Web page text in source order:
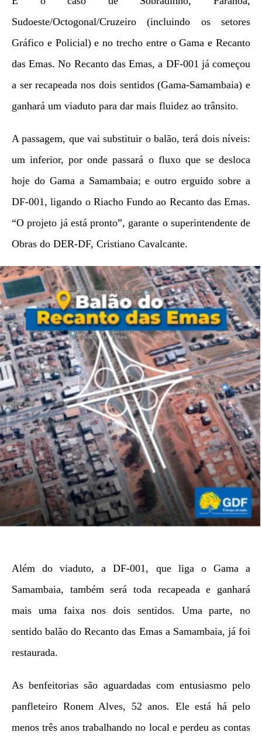
Sudoeste/Octogonal/Cruzeiro (incluindo os setores
Gráfico e Policial) e no trecho entre o Gama e Recanto
das Emas. No Recanto das Emas, a DF-001 já começou
a ser recapeada nos dois sentidos (Gama-Samambaia) e
ganhará um viaduto para dar mais fluidez ao trânsito.
A passagem, que vai substituir o balão, terá dois níveis:
um inferior, por onde passará o fluxo que se desloca
hoje do Gama a Samambaia; e outro erguido sobre a
DF-001, ligando o Riacho Fundo ao Recanto das Emas.
“O projeto já está pronto”, garante o superintendente de
Obras do DER-DF, Cristiano Cavalcante.
Além do viaduto, a DF-001, que liga o Gama a
Samambaia, também será toda recapeada e ganhará
mais uma faixa nos dois sentidos. Uma parte, no
sentido balão do Recanto das Emas a Samambaia, já foi
restaurada.
As benfeitorias são aguardadas com entusiasmo pelo
panfleteiro Ronem Alves, 52 anos. Ele está há pelo
menos três anos trabalhando no local e perdeu as contas